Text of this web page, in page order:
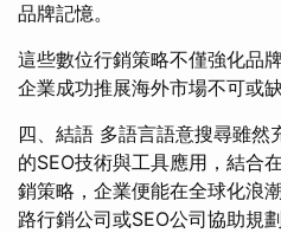
品牌記憶。
這些數位行銷策略不僅強化品
企業成功推展海外市場不可或缺
四、結語 多語言語意搜尋雖然
的SEO技術與工具應用，結合
銷策略，企業便能在全球化浪
路行銷公司或SEO公司協助規